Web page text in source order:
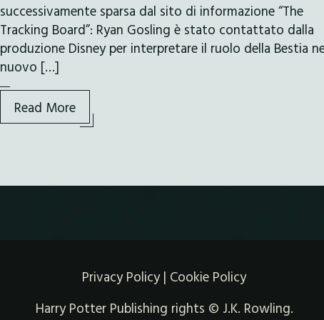
successivamente sparsa dal sito di informazione “The
Tracking Board”: Ryan Gosling è stato contattato dalla
produzione Disney per interpretare il ruolo della Bestia
nuovo […]
Read More
Privacy Policy| Cookie Policy
Harry Potter Publishing rights © J.K. Rowling.